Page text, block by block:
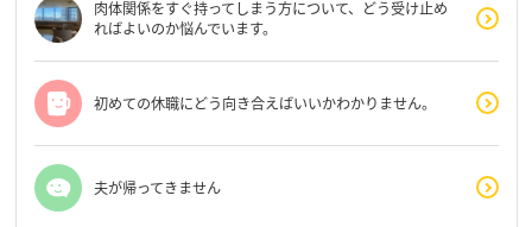
肉体関係をすぐ持ってしまう方について、どう受け止め
ればよいのか悩んでいます。
初めての休職にどう向き合えばいいかわかりません。
夫が帰ってきません